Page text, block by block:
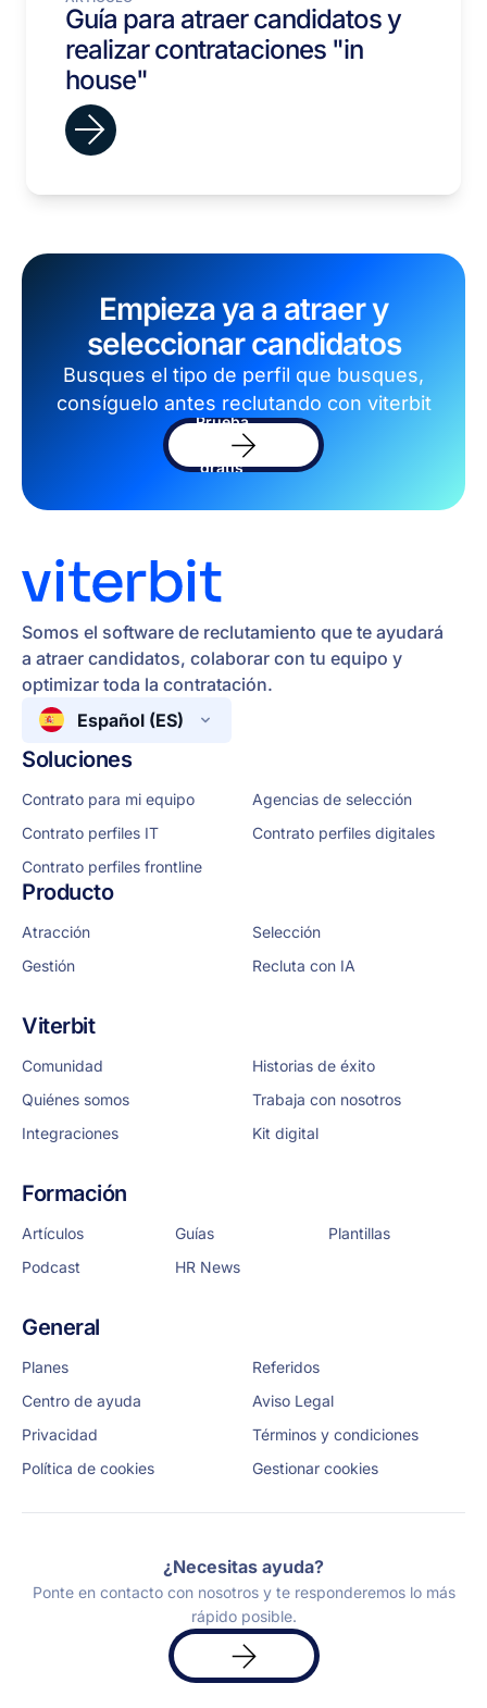
Guía para atraer candidatos y
realizar contrataciones "in
house"
Empieza ya a atraer y
seleccionar candidatos
Busques el tipo de perfil que busques,
consíguelo antes reclutando con viterbit
Prueba
software
gratis
Somos el software de reclutamiento que te ayudará
a atraer candidatos, colaborar con tu equipo y
optimizar toda la contratación.
Español (ES)
Soluciones
Contrato para mi equipo
Agencias de selección
Contrato perfiles IT
Contrato perfiles digitales
Contrato perfiles frontline
Producto
Atracción
Selección
Gestión
Recluta con IA
Viterbit
Comunidad
Historias de éxito
Quiénes somos
Trabaja con nosotros
Integraciones
Kit digital
Formación
Artículos Guías
Plantillas
Podcast
HR News
General
Planes
Referidos
Centro de ayuda
Aviso Legal
Privacidad
Términos y condiciones
Política de cookies
Gestionar cookies
¿Necesitas ayuda?
Ponte en contacto con nosotros y te responderemos lo más
rápido posible.
Solicita
una
demo